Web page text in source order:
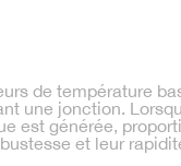
de température
une jonction.
est générée,
et leur